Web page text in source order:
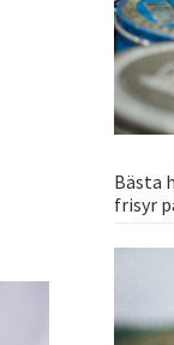
Bästa
frisyr